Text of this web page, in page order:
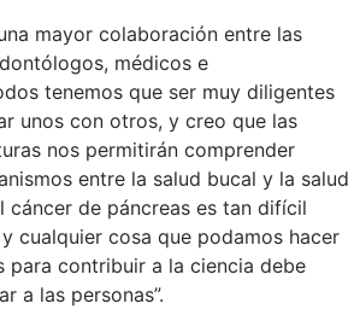
mayor colaboración entre las
médicos e
tenemos que ser muy diligentes
unos con otros, y creo que las
nos permitirán comprender
entre la salud bucal y la salud
cáncer de páncreas es tan difícil
cualquier cosa que podamos hacer
contribuir a la ciencia debe
a las personas”.